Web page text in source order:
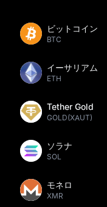
ビットコイン
BTC
イーサリアム
ETH
Tether Gold
GOLD(XAUT)
ソラナ
SOL
モネロ
XMR